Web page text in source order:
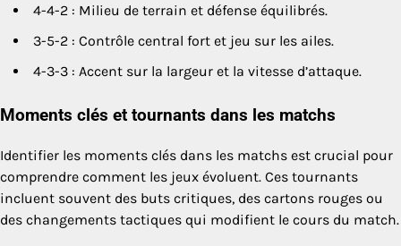
4-4-2 : Milieu de terrain et défense équilibrés.
3-5-2 : Contrôle central fort et jeu sur les ailes.
4-3-3 : Accent sur la largeur et la vitesse d’attaque.
Moments clés et tournants dans les matchs
Identifier les moments clés dans les matchs est crucial pour
comprendre comment les jeux évoluent. Ces tournants
incluent souvent des buts critiques, des cartons rouges ou
des changements tactiques qui modifient le cours du match.